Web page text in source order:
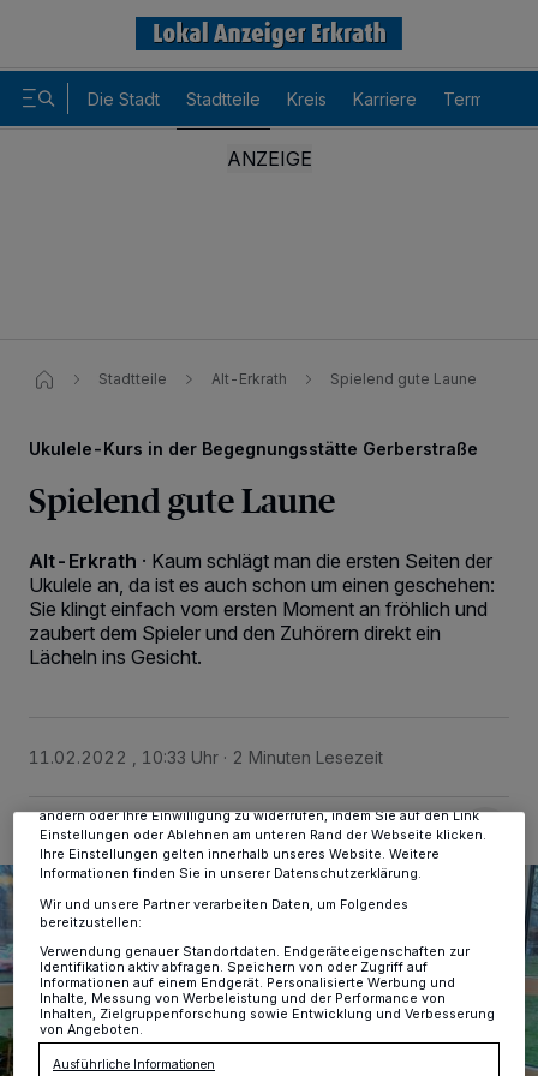
Die Stadt Stadtteile Kreis Karriere Termine
Stadtteile Alt-Erkrath Spielend gute Laune
Ukulele-Kurs in der Begegnungsstätte Gerberstraße
Spielend gute Laune
Alt-Erkrath · Kaum schlägt man die ersten Seiten der
Ukulele an, da ist es auch schon um einen geschehen:
Sie klingt einfach vom ersten Moment an fröhlich und
zaubert dem Spieler und den Zuhörern direkt ein
Lächeln ins Gesicht.
11.02.2022 , 10:33 Uhr 2 Minuten Lesezeit
Wir und unsere218-Partner speichern und greifen auf
Zwecke. Wenn Tracker deaktiviert sind, sind manche Inhalte und
ändern oder Ihre Einwilligung zu widerrufen, indem Sie auf den Link
Einstellungen oder Ablehnen am unteren Rand der Webseite klicken.
Ihre Einstellungen gelten innerhalb unseres Website. Weitere
Informationen finden Sie in unserer Datenschutzerklärung.
Wir und unsere Partner verarbeiten Daten, um Folgendes
bereitzustellen:
Verwendung genauer Standortdaten. Endgeräteeigenschaften zur
Identifikation aktiv abfragen. Speichern von oder Zugriff auf
Informationen auf einem Endgerät. Personalisierte Werbung und
Inhalte, Messung von Werbeleistung und der Performance von
Inhalten, Zielgruppenforschung sowie Entwicklung und Verbesserung
von Angeboten.
Ausführliche Informationen